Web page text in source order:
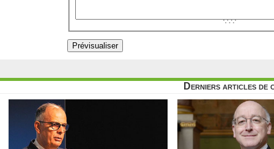
Derniers articles de